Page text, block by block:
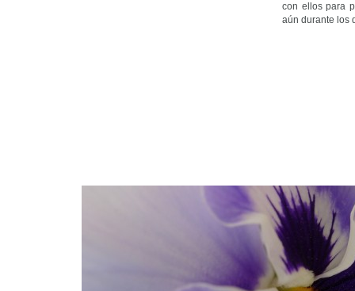
con ellos para
aún durante los